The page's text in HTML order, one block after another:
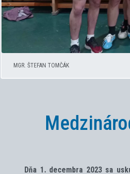
MGR. ŠTEFAN TOMČÁK
Dňa 1. decembra 2023 sa